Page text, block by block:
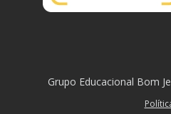
Grupo Educacional Bom